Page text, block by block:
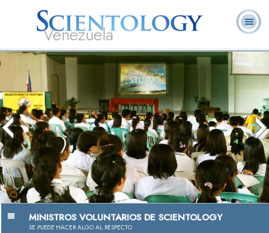
Venezuela
L. Ronald
Hubbard
¿Qué es
Scientology?
Ministros
Voluntarios
Preguntas
Frecuentes
Libros
MINISTROS VOLUNTARIOS DE SCIENTOLOGY
SE PUEDEHACER ALGO AL RESPECTO